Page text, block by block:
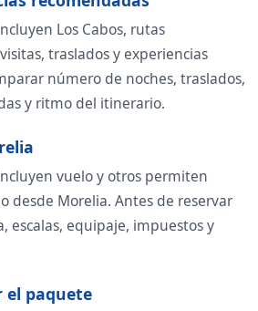
Los Cabos, rutas
traslados y experiencias
número de noches, traslados,
y ritmo del itinerario.
vuelo y otros permiten
desde Morelia. Antes de reservar
escalas, equipaje, impuestos y
el paquete